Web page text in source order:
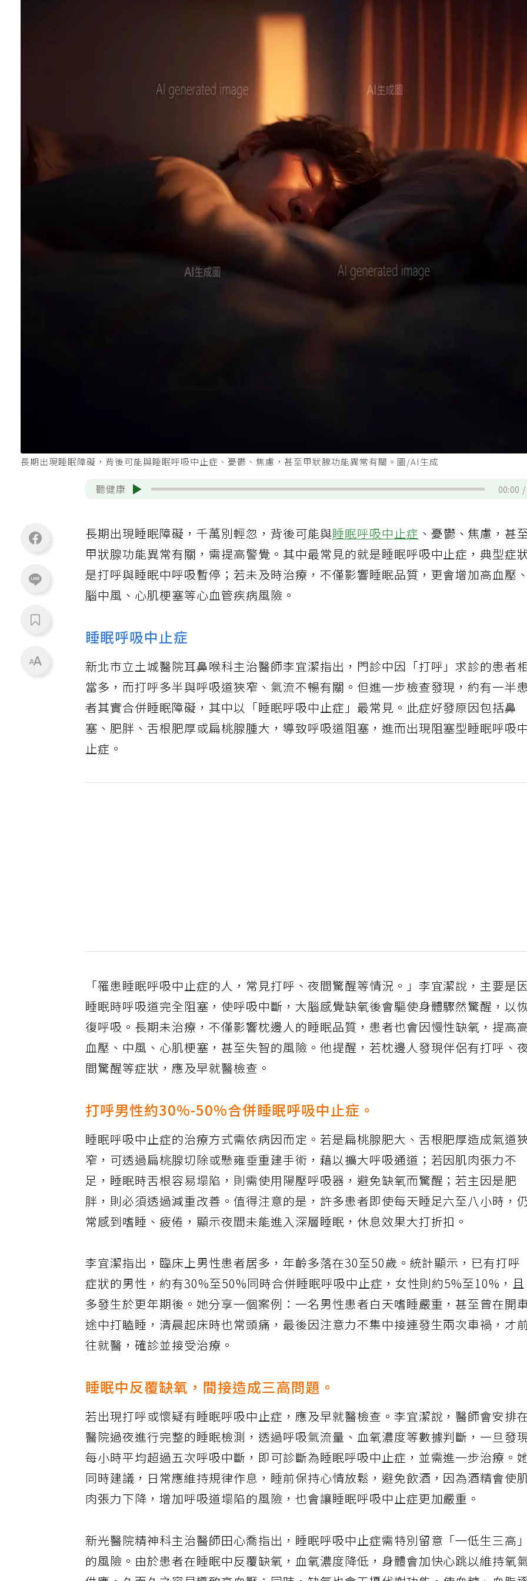
長期出現睡眠障礙，背後可能與睡眠呼吸中止症、憂鬱、焦慮，甚至甲狀腺功能異常有關。圖/AI生成
聽健康 00:00
長期出現睡眠障礙，千萬別輕忽，背後可能與睡眠呼吸中止症 、憂鬱、焦慮，甚
甲狀腺功能異常有關，需提高警覺。其中最常見的就是睡眠呼吸中止症，典型症
是打呼與睡眠中呼吸暫停；若未及時治療，不僅影響睡眠品質，更會增加高血壓、
腦中風、心肌梗塞等心血管疾病風險。
睡眠呼吸中止症
新北市立土城醫院耳鼻喉科主治醫師李宜潔指出，門診中因「打呼」求診的患者
當多，而打呼多半與呼吸道狹窄、氣流不暢有關。但進一步檢查發現，約有一半患
者其實合併睡眠障礙，其中以「睡眠呼吸中止症」最常見。此症好發原因包括鼻
塞、肥胖、舌根肥厚或扁桃腺腫大，導致呼吸道阻塞，進而出現阻塞型睡眠呼吸
止症。
「罹患睡眠呼吸中止症的人，常見打呼、夜間驚醒等情況。」李宜潔說，主要是
睡眠時呼吸道完全阻塞，使呼吸中斷，大腦感覺缺氧後會驅使身體驟然驚醒，以
復呼吸。長期未治療，不僅影響枕邊人的睡眠品質，患者也會因慢性缺氧，提高高
血壓、中風、心肌梗塞，甚至失智的風險。他提醒，若枕邊人發現伴侶有打呼、
間驚醒等症狀，應及早就醫檢查。
打呼男性約30%-50%合併睡眠呼吸中止症。
睡眠呼吸中止症的治療方式需依病因而定。若是扁桃腺肥大、舌根肥厚造成氣道
窄，可透過扁桃腺切除或懸雍垂重建手術，藉以擴大呼吸通道；若因肌肉張力不
足，睡眠時舌根容易塌陷，則需使用陽壓呼吸器，避免缺氧而驚醒；若主因是肥
胖，則必須透過減重改善。值得注意的是，許多患者即使每天睡足六至八小時，仍
常感到嗜睡、疲倦，顯示夜間未能進入深層睡眠，休息效果大打折扣。
李宜潔指出，臨床上男性患者居多，年齡多落在30至50歲。統計顯示，已有打呼
症狀的男性，約有30%至50%同時合併睡眠呼吸中止症，女性則約5%至10%，且
多發生於更年期後。她分享一個案例：一名男性患者白天嗜睡嚴重，甚至曾在開
途中打瞌睡，清晨起床時也常頭痛，最後因注意力不集中接連發生兩次車禍，才前
往就醫，確診並接受治療。
睡眠中反覆缺氧，間接造成三高問題。
若出現打呼或懷疑有睡眠呼吸中止症，應及早就醫檢查。李宜潔說，醫師會安排
醫院過夜進行完整的睡眠檢測，透過呼吸氣流量、血氧濃度等數據判斷，一旦發
每小時平均超過五次呼吸中斷，即可診斷為睡眠呼吸中止症，並需進一步治療。
同時建議，日常應維持規律作息，睡前保持心情放鬆，避免飲酒，因為酒精會使
肉張力下降，增加呼吸道塌陷的風險，也會讓睡眠呼吸中止症更加嚴重。
新光醫院精神科主治醫師田心喬指出，睡眠呼吸中止症需特別留意「一低生三高」
的風險。由於患者在睡眠中反覆缺氧，血氧濃度降低，身體會加快心跳以維持氧